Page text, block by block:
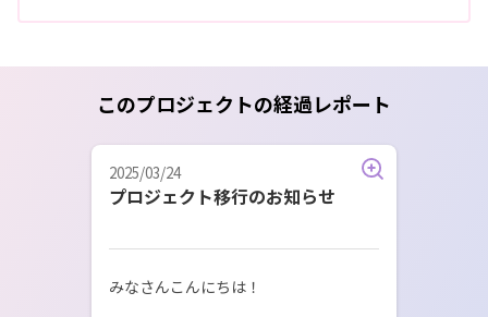
このプロジェクトの経過レポート
2025/03/24
プロジェクト移行のお知らせ
みなさんこんにちは！